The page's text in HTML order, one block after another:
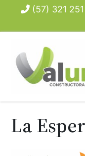
contenido
(57) 321
La